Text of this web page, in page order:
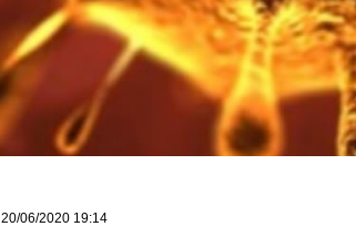
20/06/2020 19:14